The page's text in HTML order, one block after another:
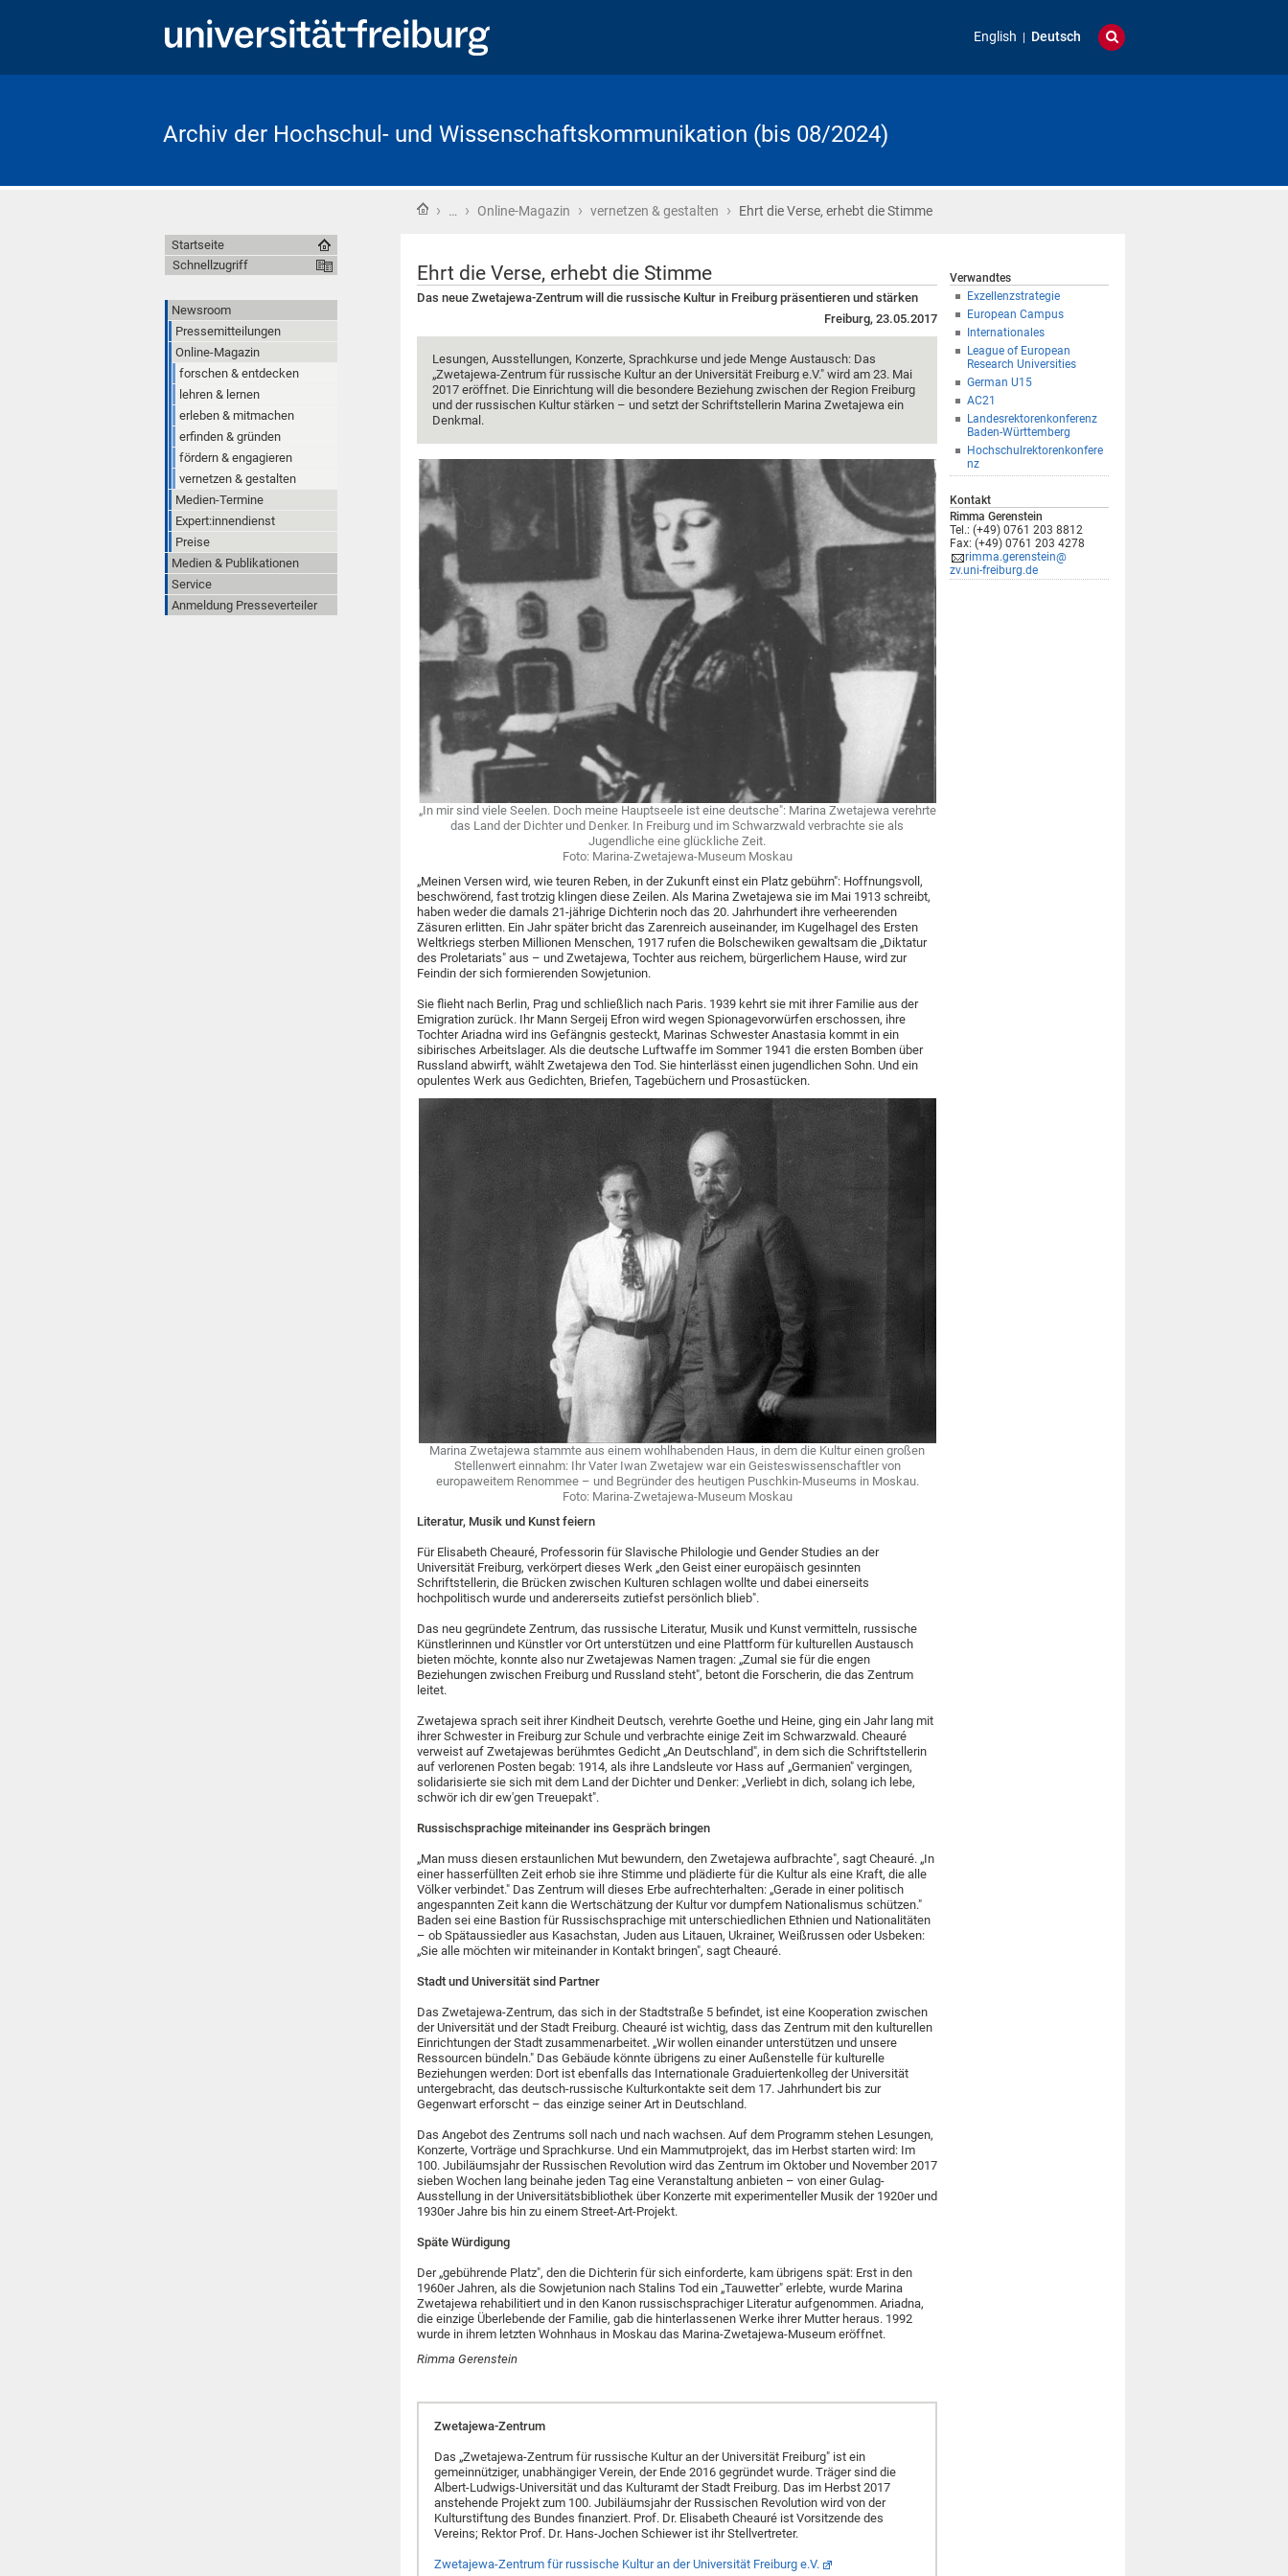
English Deutsch
Archiv der Hochschul- und Wissenschaftskommunikation (bis 08/2024)
Startseite
› … › Online-Magazin › vernetzen & gestalten › Ehrt die Verse, erhebt die Stimme
Ehrt die Verse, erhebt die Stimme
Das neue Zwetajewa-Zentrum will die russische Kultur in Freiburg präsentieren und stärken
Freiburg, 23.05.2017
Lesungen, Ausstellungen, Konzerte, Sprachkurse und jede Menge Austausch: Das
„Zwetajewa-Zentrum für russische Kultur an der Universität Freiburg e.V." wird am 23. Mai
2017 eröffnet. Die Einrichtung will die besondere Beziehung zwischen der Region Freiburg
und der russischen Kultur stärken – und setzt der Schriftstellerin Marina Zwetajewa ein
Denkmal.
„In mir sind viele Seelen. Doch meine Hauptseele ist eine deutsche": Marina Zwetajewa verehrte
das Land der Dichter und Denker. In Freiburg und im Schwarzwald verbrachte sie als
Jugendliche eine glückliche Zeit.
Foto: Marina-Zwetajewa-Museum Moskau
„Meinen Versen wird, wie teuren Reben, in der Zukunft einst ein Platz gebührn": Hoffnungsvoll,
beschwörend, fast trotzig klingen diese Zeilen. Als Marina Zwetajewa sie im Mai 1913 schreibt,
haben weder die damals 21-jährige Dichterin noch das 20. Jahrhundert ihre verheerenden
Zäsuren erlitten. Ein Jahr später bricht das Zarenreich auseinander, im Kugelhagel des Ersten
Weltkriegs sterben Millionen Menschen, 1917 rufen die Bolschewiken gewaltsam die „Diktatur
des Proletariats" aus – und Zwetajewa, Tochter aus reichem, bürgerlichem Hause, wird zur
Feindin der sich formierenden Sowjetunion.
Sie flieht nach Berlin, Prag und schließlich nach Paris. 1939 kehrt sie mit ihrer Familie aus der
Emigration zurück. Ihr Mann Sergeij Efron wird wegen Spionagevorwürfen erschossen, ihre
Tochter Ariadna wird ins Gefängnis gesteckt, Marinas Schwester Anastasia kommt in ein
sibirisches Arbeitslager. Als die deutsche Luftwaffe im Sommer 1941 die ersten Bomben über
Russland abwirft, wählt Zwetajewa den Tod. Sie hinterlässt einen jugendlichen Sohn. Und ein
opulentes Werk aus Gedichten, Briefen, Tagebüchern und Prosastücken.
Marina Zwetajewa stammte aus einem wohlhabenden Haus, in dem die Kultur einen großen
Stellenwert einnahm: Ihr Vater Iwan Zwetajew war ein Geisteswissenschaftler von
europaweitem Renommee – und Begründer des heutigen Puschkin-Museums in Moskau.
Foto: Marina-Zwetajewa-Museum Moskau
Literatur, Musik und Kunst feiern
Für Elisabeth Cheauré, Professorin für Slavische Philologie und Gender Studies an der
Universität Freiburg, verkörpert dieses Werk „den Geist einer europäisch gesinnten
Schriftstellerin, die Brücken zwischen Kulturen schlagen wollte und dabei einerseits
hochpolitisch wurde und andererseits zutiefst persönlich blieb".
Das neu gegründete Zentrum, das russische Literatur, Musik und Kunst vermitteln, russische
Künstlerinnen und Künstler vor Ort unterstützen und eine Plattform für kulturellen Austausch
bieten möchte, konnte also nur Zwetajewas Namen tragen: „Zumal sie für die engen
Beziehungen zwischen Freiburg und Russland steht", betont die Forscherin, die das Zentrum
leitet.
Zwetajewa sprach seit ihrer Kindheit Deutsch, verehrte Goethe und Heine, ging ein Jahr lang mit
ihrer Schwester in Freiburg zur Schule und verbrachte einige Zeit im Schwarzwald. Cheauré
verweist auf Zwetajewas berühmtes Gedicht „An Deutschland", in dem sich die Schriftstellerin
auf verlorenen Posten begab: 1914, als ihre Landsleute vor Hass auf „Germanien" vergingen,
solidarisierte sie sich mit dem Land der Dichter und Denker: „Verliebt in dich, solang ich lebe,
schwör ich dir ew'gen Treuepakt".
Russischsprachige miteinander ins Gespräch bringen
„Man muss diesen erstaunlichen Mut bewundern, den Zwetajewa aufbrachte", sagt Cheauré. „In
einer hasserfüllten Zeit erhob sie ihre Stimme und plädierte für die Kultur als eine Kraft, die alle
Völker verbindet." Das Zentrum will dieses Erbe aufrechterhalten: „Gerade in einer politisch
angespannten Zeit kann die Wertschätzung der Kultur vor dumpfem Nationalismus schützen."
Baden sei eine Bastion für Russischsprachige mit unterschiedlichen Ethnien und Nationalitäten
– ob Spätaussiedler aus Kasachstan, Juden aus Litauen, Ukrainer, Weißrussen oder Usbeken:
„Sie alle möchten wir miteinander in Kontakt bringen", sagt Cheauré.
Stadt und Universität sind Partner
Das Zwetajewa-Zentrum, das sich in der Stadtstraße 5 befindet, ist eine Kooperation zwischen
der Universität und der Stadt Freiburg. Cheauré ist wichtig, dass das Zentrum mit den kulturellen
Einrichtungen der Stadt zusammenarbeitet. „Wir wollen einander unterstützen und unsere
Ressourcen bündeln." Das Gebäude könnte übrigens zu einer Außenstelle für kulturelle
Beziehungen werden: Dort ist ebenfalls das Internationale Graduiertenkolleg der Universität
untergebracht, das deutsch-russische Kulturkontakte seit dem 17. Jahrhundert bis zur
Gegenwart erforscht – das einzige seiner Art in Deutschland.
Das Angebot des Zentrums soll nach und nach wachsen. Auf dem Programm stehen Lesungen,
Konzerte, Vorträge und Sprachkurse. Und ein Mammutprojekt, das im Herbst starten wird: Im
100. Jubiläumsjahr der Russischen Revolution wird das Zentrum im Oktober und November 2017
sieben Wochen lang beinahe jeden Tag eine Veranstaltung anbieten – von einer Gulag-
Ausstellung in der Universitätsbibliothek über Konzerte mit experimenteller Musik der 1920er und
1930er Jahre bis hin zu einem Street-Art-Projekt.
Späte Würdigung
Der „gebührende Platz", den die Dichterin für sich einforderte, kam übrigens spät: Erst in den
1960er Jahren, als die Sowjetunion nach Stalins Tod ein „Tauwetter" erlebte, wurde Marina
Zwetajewa rehabilitiert und in den Kanon russischsprachiger Literatur aufgenommen. Ariadna,
die einzige Überlebende der Familie, gab die hinterlassenen Werke ihrer Mutter heraus. 1992
wurde in ihrem letzten Wohnhaus in Moskau das Marina-Zwetajewa-Museum eröffnet.
Rimma Gerenstein
Zwetajewa-Zentrum
Das „Zwetajewa-Zentrum für russische Kultur an der Universität Freiburg" ist ein
gemeinnütziger, unabhängiger Verein, der Ende 2016 gegründet wurde. Träger sind die
Albert-Ludwigs-Universität und das Kulturamt der Stadt Freiburg. Das im Herbst 2017
anstehende Projekt zum 100. Jubiläumsjahr der Russischen Revolution wird von der
Kulturstiftung des Bundes finanziert. Prof. Dr. Elisabeth Cheauré ist Vorsitzende des
Vereins; Rektor Prof. Dr. Hans-Jochen Schiewer ist ihr Stellvertreter.
Zwetajewa-Zentrum für russische Kultur an der Universität Freiburg e.V.
Verwandtes
Exzellenzstrategie
European Campus
Internationales
League of European
Research Universities
German U15
AC21
Landesrektorenkonferenz
Baden-Württemberg
Hochschulrektorenkonfere
nz
Kontakt
Rimma Gerenstein
Tel.: (+49) 0761 203 8812
Fax: (+49) 0761 203 4278
rimma.gerenstein@
zv.uni-freiburg.de
Startseite
Schnellzugriff
Newsroom
Pressemitteilungen
Online-Magazin
forschen & entdecken
lehren & lernen
erleben & mitmachen
erfinden & gründen
fördern & engagieren
vernetzen & gestalten
Medien-Termine
Expert:innendienst
Preise
Medien & Publikationen
Service
Anmeldung Presseverteiler